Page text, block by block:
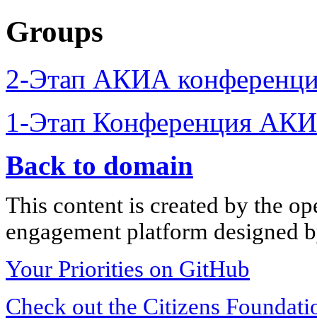
Groups
2-Этап АКИА
1-Этап Конференция
Back to domain
This content is created by the
engagement platform designed
Your Priorities on GitHub
Check out the Citizens